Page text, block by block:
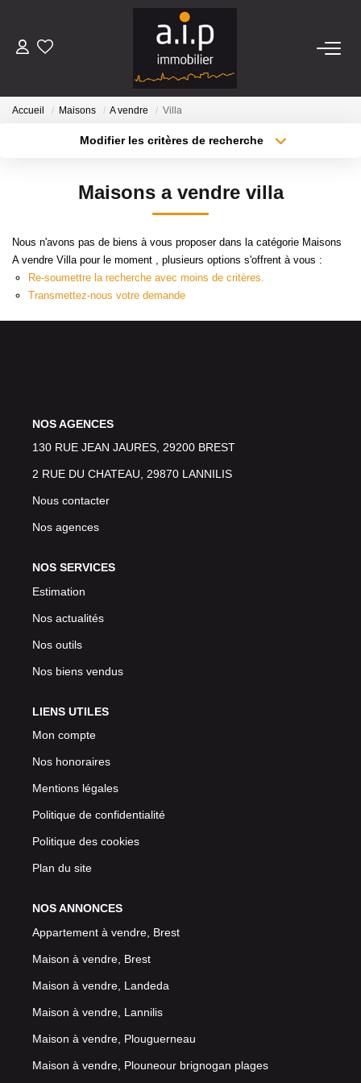
ACHETER
NOS AGENCES
Accueil Maisons A vendre Villa
Modifier les critères de recherche
Type de bien
Créer une alerte
Maisons a vendre villa
Nous n'avons pas de biens à vous proposer dans la catégorie Maisons
A vendre Villa pour le moment , plusieurs options s'offrent à vous :
Re-soumettre la recherche avec moins de critères.
Transmettez-nous votre demande
NOS AGENCES
130 RUE JEAN JAURES, 29200 BREST
2 RUE DU CHATEAU, 29870 LANNILIS
Nous contacter
Nos agences
NOS SERVICES
Estimation
Nos actualités
Nos outils
Nos biens vendus
LIENS UTILES
Mon compte
Nos honoraires
Mentions légales
Politique de confidentialité
Politique des cookies
Plan du site
NOS ANNONCES
Appartement à vendre, Brest
Maison à vendre, Brest
Maison à vendre, Landeda
Maison à vendre, Lannilis
Maison à vendre, Plouguerneau
Maison à vendre, Plouneour brignogan plages